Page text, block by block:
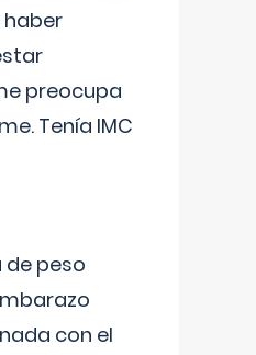
haber
preocupa
Tenía IMC
de peso
con el